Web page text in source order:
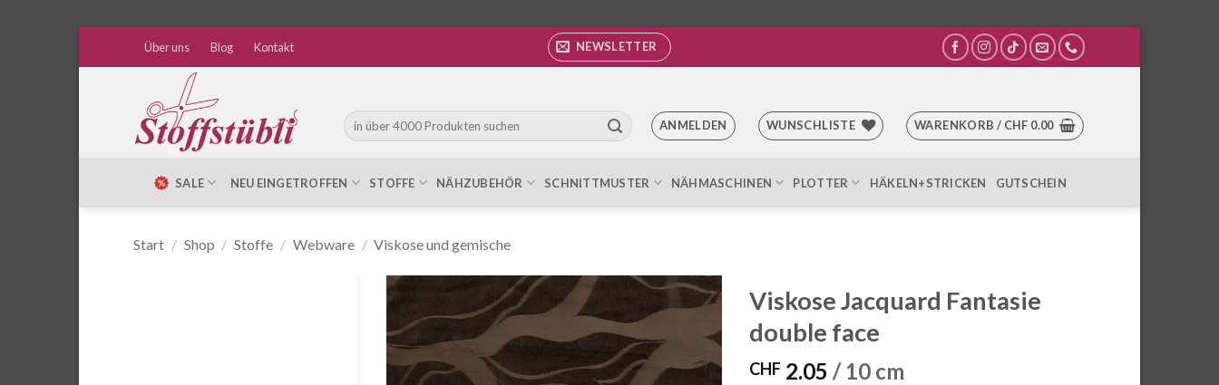
Über uns Blog Kontakt NEWSLETTER
Suche
nach:
ANMELDEN WUNSCHLISTE WARENKORB / CHF 0.00
SALE NEU EINGETROFFEN STOFFE NÄHZUBEHÖR SCHNITTMUSTER NÄHMASCHINEN PLOTTER HÄKELN+STRICKEN GUTSCHEIN
Start / Shop / Stoffe / Webware / Viskose und gemische
Auf die
Wunschliste
Viskose Jacquard Fantasie
double face
CHF 2.05 / 10 cm